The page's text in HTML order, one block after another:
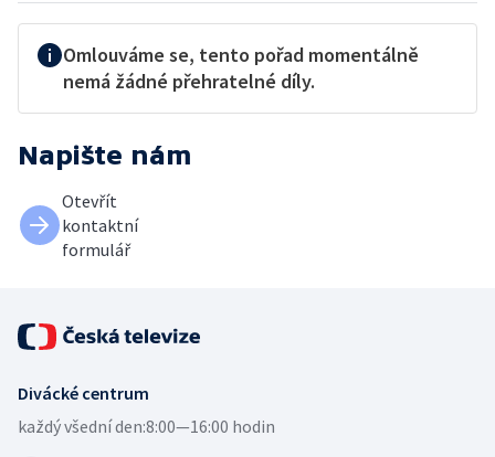
Omlouváme se, tento pořad momentálně
nemá žádné přehratelné díly.
Napište nám
Otevřít
kontaktní
formulář
Divácké centrum
každý všední den:8:00—16:00 hodin